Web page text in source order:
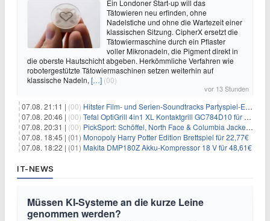
Ein Londoner Start-up will das
Tätowieren neu erfinden, ohne
Nadelstiche und ohne die Wartezeit einer
klassischen Sitzung. CipherX ersetzt die
Tätowiermaschine durch ein Pflaster
voller Mikronadeln, die Pigment direkt in
die oberste Hautschicht abgeben. Herkömmliche Verfahren wie
robotergestützte Tätowiermaschinen setzen weiterhin auf
klassische Nadeln, […] (00)
vor 13 Stunden
07.08. 21:11 | (00) Hitster Film- und Serien-Soundtracks Partyspiel-Erweiterung für 6,99€
07.08. 20:46 | (00) Tefal OptiGrill 4in1 XL Kontaktgrill GC784D10 für 239,99€
07.08. 20:31 | (00) PickSport: Schöffel, North Face & Columbia Jacken ab 39,60€
07.08. 18:45 | (01) Monopoly Harry Potter Edition Brettspiel für 22,77€
07.08. 18:22 | (01) Makita DMP180Z Akku-Kompressor 18 V für 48,61€
IT-NEWS
Müssen KI-Systeme an die kurze Leine
genommen werden?